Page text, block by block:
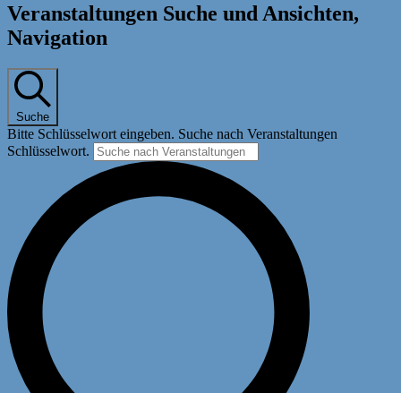
Veranstaltungen Suche und Ansichten,
Navigation
Suche
Bitte Schlüsselwort eingeben. Suche nach Veranstaltungen
Schlüsselwort.